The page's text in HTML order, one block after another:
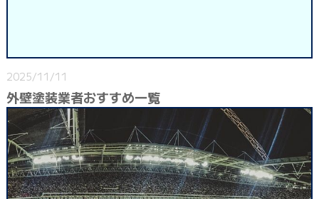
2025/11/11
外壁塗装業者おすすめ一覧